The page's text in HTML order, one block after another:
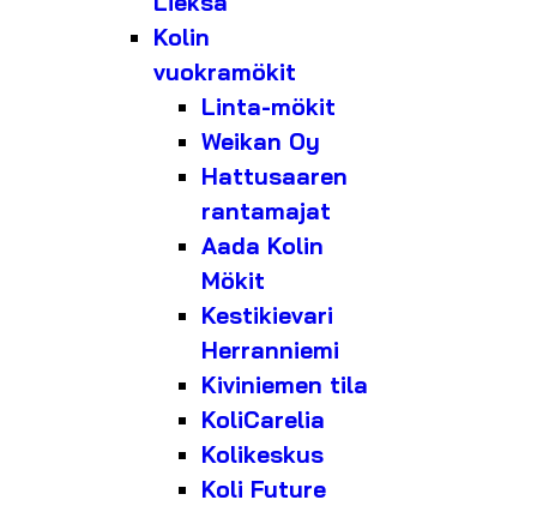
Kolin
vuokramökit
Linta-mökit
Weikan Oy
Hattusaaren
rantamajat
Aada Kolin
Mökit
Kestikievari
Herranniemi
Kiviniemen tila
KoliCarelia
Kolikeskus
Koli Future